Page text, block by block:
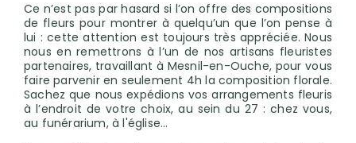
Ce n’est pas par hasard si l’on offre des compositions
de fleurs pour montrer à quelqu’un que l’on pense à
lui : cette attention est toujours très appréciée. Nous
nous en remettrons à l’un de nos artisans fleuristes
partenaires, travaillant à Mesnil-en-Ouche, pour vous
faire parvenir en seulement 4h la composition florale.
Sachez que nous expédions vos arrangements fleuris
à l’endroit de votre choix, au sein du 27 : chez vous,
au funérarium, à l'église...